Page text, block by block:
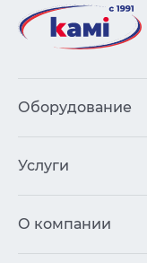
Оборудование
Услуги
О компании